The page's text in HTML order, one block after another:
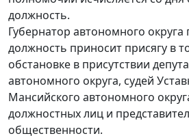
должность.
Губернатор автономного округа
должность приносит присягу в
обстановке в присутствии
автономного округа, судей
Мансийского автономного
должностных лиц и
общественности.